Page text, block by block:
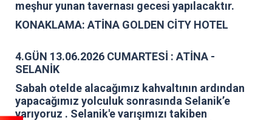
meşhur yunan tavernası gecesi yapılacaktır.
KONAKLAMA: ATİNA GOLDEN CİTY HOTEL
4.GÜN 13.06.2026 CUMARTESİ : ATİNA -
SELANİK
Sabah otelde alacağımız kahvaltının ardından
yapacağımız yolculuk sonrasında Selanik’e
varıyoruz . Selanik'e varışımızı takiben